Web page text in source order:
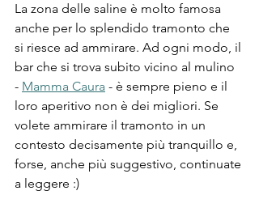
La zona delle saline è molto famosa
anche per lo splendido tramonto che
si riesce ad ammirare. Ad ogni modo, il
bar che si trova subito vicino al mulino
- Mamma Caura - è sempre pieno e il
loro aperitivo non è dei migliori. Se
volete ammirare il tramonto in un
contesto decisamente più tranquillo e,
forse, anche più suggestivo, continuate
a leggere :)